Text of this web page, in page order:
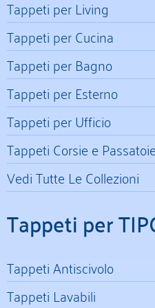
Tappeti per Living
Tappeti per Cucina
Tappeti per Bagno
Tappeti per Esterno
Tappeti per Ufficio
Tappeti Corsie e
Vedi Tutte Le Collezioni
Tappeti per
Tappeti Antiscivolo
Tappeti Lavabili